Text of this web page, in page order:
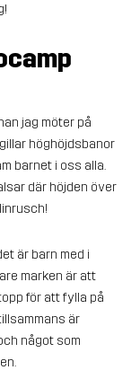
jag möter på
gillar höghöjdsbanor
barnet i oss alla.
där höjden över
är barn med i
marken är att
för att fylla på
är
något som